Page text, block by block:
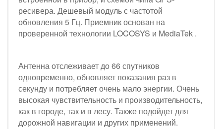
ресивера. Дешевый модуль с частотой
обновления 5 Гц. Приемник основан на
проверенной технологии LOCOSYS и MediaTek .
Антенна отслеживает до 66 спутников
одновременно, обновляет показания раз в
секунду и потребляет очень мало энергии. Очень
высокая чувствительность и производительность,
как в городе, так и в лесу. Также подойдет для
дорожной навигации и других применений.